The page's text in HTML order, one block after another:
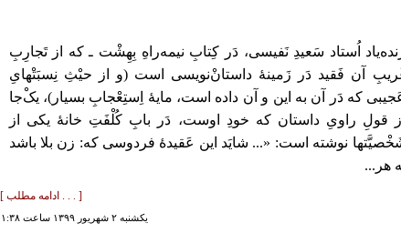
اُستاد سَعیدِ نَفیسی، دَر کِتابِ نیمه‌راهِ بِهِشْت ـ که از تَجارِبِ
آن فَقید دَر زَمینۀ داستانْ‌نویسی است (و از حیْثِ نِسبَتْهایِ
که دَر آن به این و آن داده است، مایۀ اِستِعْجابِ بسیار)، یکْ‌جا
از قولِ راویِ داستان که خودِ اوست، دَر بابِ کُلْفَتِ خانۀ یکی از
نوشته است: «... شایَد این عَقیدۀ فردوسی که: زن بلا باشد
هر...
[ . . . ادامه مطلب ]
يكشنبه ۲ شهريور ۱۳۹۹ ساعت ۱۱:۳۸